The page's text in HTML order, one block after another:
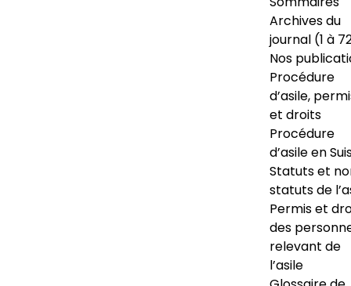
Archives du
journal (1 à
Nos
Procédure
d’asile,
et droits
Procédure
d’asile en
Statuts et
statuts de
Permis et
des
relevant de
l’asile